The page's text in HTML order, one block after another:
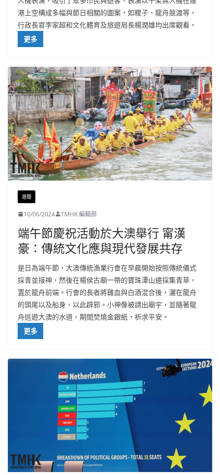
港上空構成多幅與節日相關的圖案，如糉子、龍舟競渡等，
行政長官李家超和文化體育及旅遊局長楊潤雄均出席觀看。
更多
港聞
10/06/2024 TMHK 編輯部
端午節慶祝活動於大澳舉行 甯漢
豪：傳統文化應與現代發展共存
是日為端午節，大澳傳統漁業行會在早晨開始按照傳統儀式
採青並接神，然後在楊侯古廟一帶的寶珠潭山邊採集青草，
置於龍舟前端。行會的長者將雞血與白酒混合後，灑在龍舟
的頭尾以及船身，以此辟邪。小神像被請出廟宇，並隨著龍
舟巡遊大澳的水道，期間焚燒金銀紙，祈求平安。
更多